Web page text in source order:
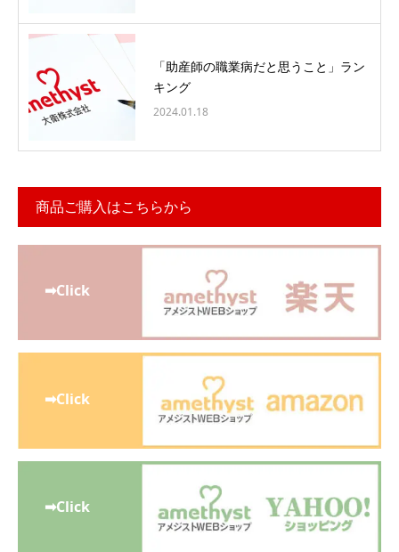
「助産師の職業病だと思うこと」ラン
キング
2024.01.18
商品ご購入はこちらから
➡Click
➡Click
➡Click